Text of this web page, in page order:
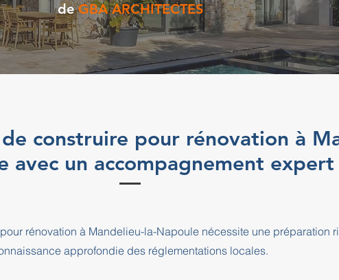
de GBA ARCHITECTES
construire pour rénovation à
avec un accompagnement expert
rénovation à Mandelieu-la-Napoule nécessite une préparation
approfondie des réglementations locales.